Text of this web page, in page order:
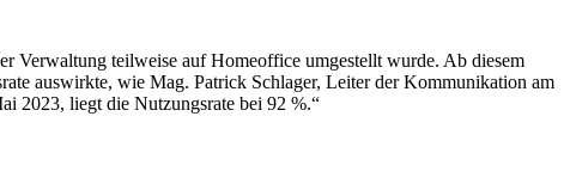
Verwaltung teilweise auf Homeoffice umgestellt wurde. Ab diesem
auswirkte, wie Mag. Patrick Schlager, Leiter der Kommunikation am
2023, liegt die Nutzungsrate bei 92 %.“